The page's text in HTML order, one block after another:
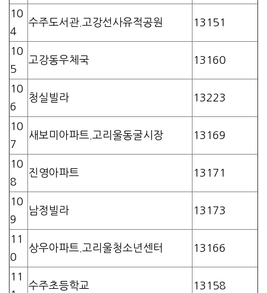
10
4
수주도서관.고강선사유적공원 13151
10
5
고강동우체국 13160
10
6
청실빌라 13223
10
7
새보미아파트.고리울동굴시장 13169
10
8
진영아파트 13171
10
9
남정빌라 13173
11
0
상우아파트.고리울청소년센터 13166
11
수주초등학교 13158